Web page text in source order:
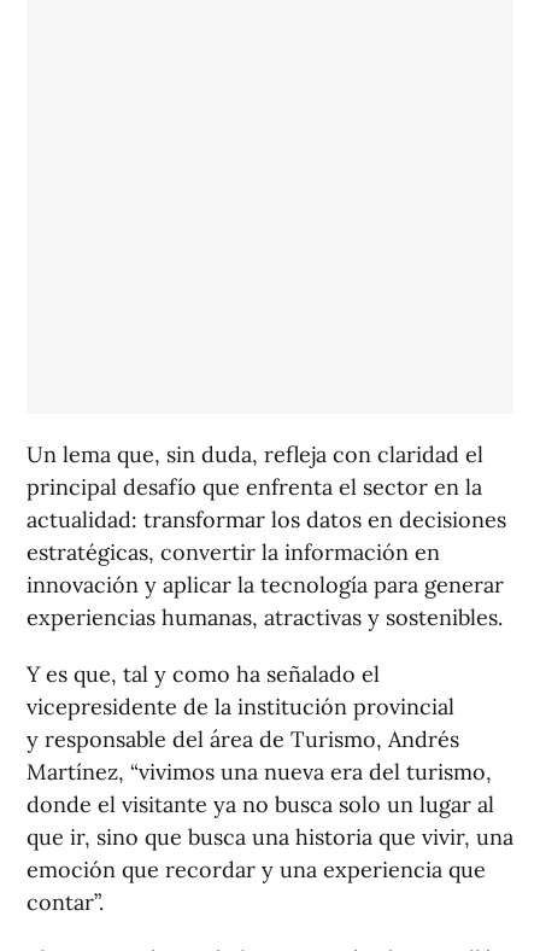
Un lema que, sin duda, refleja con claridad el
principal desafío que enfrenta el sector en la
actualidad: transformar los datos en decisiones
estratégicas, convertir la información en
innovación y aplicar la tecnología para generar
experiencias humanas, atractivas y sostenibles.
Y es que, tal y como ha señalado el
vicepresidente de la institución provincial
y responsable del área de Turismo, Andrés
Martínez, “vivimos una nueva era del turismo,
donde el visitante ya no busca solo un lugar al
que ir, sino que busca una historia que vivir, una
emoción que recordar y una experiencia que
contar”.